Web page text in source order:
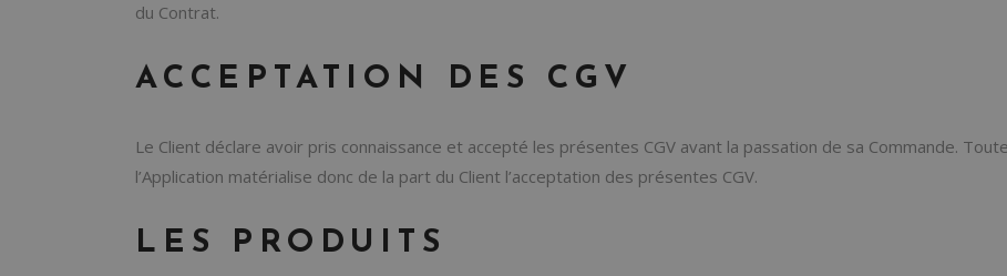
du Contrat.
ACCEPTATION DES CGV
Le Client déclare avoir pris connaissance et accepté les présentes CGV avant la passation de sa Commande.
l’Application matérialise donc de la part du Client l’acceptation des présentes CGV.
LES PRODUITS